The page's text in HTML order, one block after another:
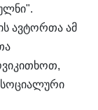
ავტორთა ამ
სოციალური